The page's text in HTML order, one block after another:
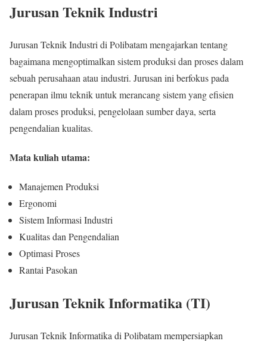
Jurusan Teknik Industri
Jurusan Teknik Industri di Polibatam mengajarkan tentang
bagaimana mengoptimalkan sistem produksi dan proses dalam
sebuah perusahaan atau industri. Jurusan ini berfokus pada
penerapan ilmu teknik untuk merancang sistem yang efisien
dalam proses produksi, pengelolaan sumber daya, serta
pengendalian kualitas.
Mata kuliah utama:
Manajemen Produksi
Ergonomi
Sistem Informasi Industri
Kualitas dan Pengendalian
Optimasi Proses
Rantai Pasokan
Jurusan Teknik Informatika (TI)
Jurusan Teknik Informatika di Polibatam mempersiapkan